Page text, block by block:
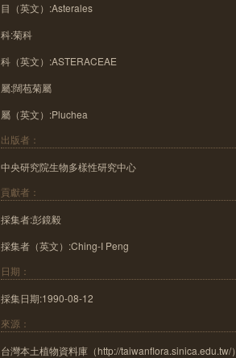
目（英文）:Asterales
科:菊科
科（英文）:ASTERACEAE
屬:闊苞菊屬
屬（英文）:Pluchea
出版者：
中央研究院生物多樣性研究中心
貢獻者：
採集者:彭鏡毅
採集者（英文）:Ching-I Peng
日期：
採集日期:1990-08-12
來源：
台灣本土植物資料庫（http://taiwanflora.sinica.edu.tw/）